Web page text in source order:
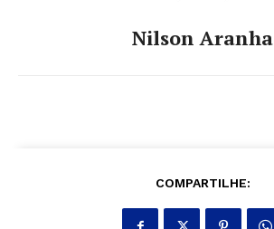
Nilson Aranha
COMPARTILHE: